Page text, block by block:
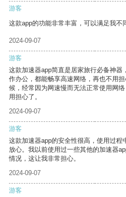
游客
这款app的功能非常丰富，可以满足我不
2024-09-07
游客
这款加速器app简直是居家旅行必备神器
作办公，都能畅享高速网络，再也不用
候，经常因为网速慢而无法正常使用网
用担心了。
2024-09-07
游客
这款加速器app的安全性很高，使用过程
放心。我以前使用过一些其他的加速器
情况，这让我非常担心。
2024-09-07
游客